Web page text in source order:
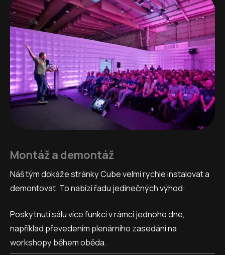
Montáž a demontáž
Náš tým dokáže stránky Cube velmi rychle instalovat a
demontovat. To nabízí řadu jedinečných výhod:
Poskytnutí sálu více funkcí v rámci jednoho dne,
například převedením plenárního zasedání na
workshopy během oběda.